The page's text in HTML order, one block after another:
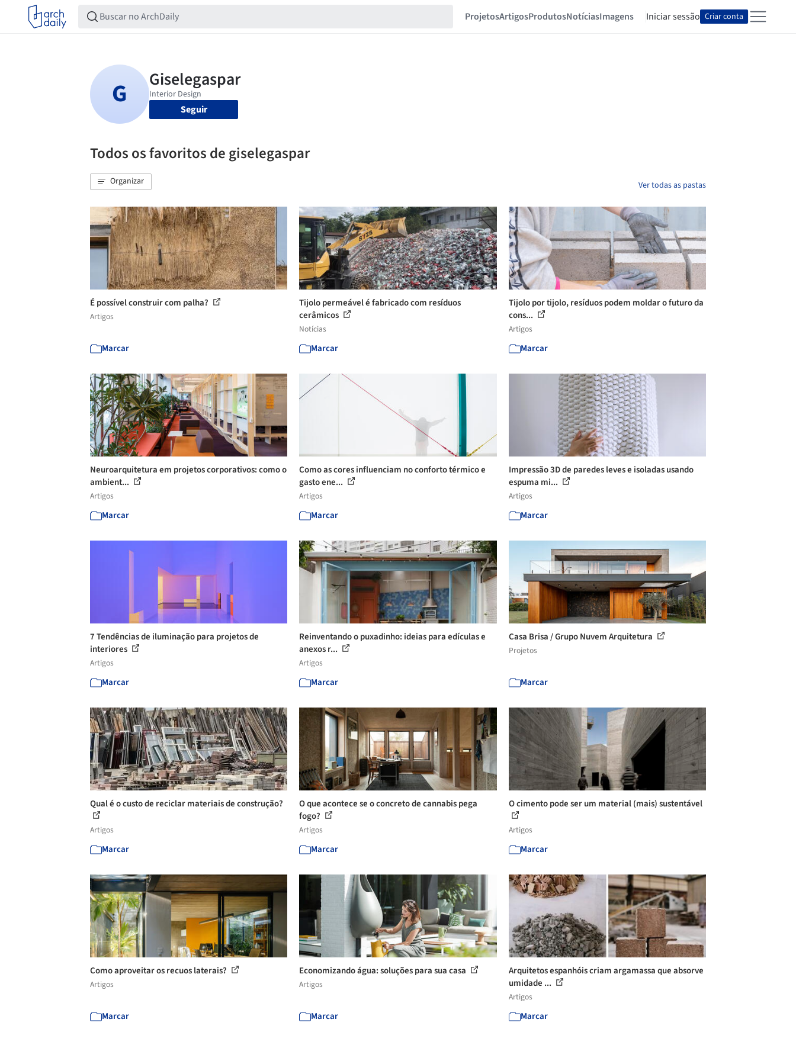
ProjetosArtigosProdutosNotíciasImagens Iniciar sessão Criar conta
Seguir
Todos os favoritos de giselegaspar
Organizar Ver todas as pastas
É possível construir com palha?
Artigos
Marcar
Tijolo permeável é fabricado com resíduos
cerâmicos
Notícias
Marcar
Tijolo por tijolo, resíduos podem moldar o futuro da
cons...
Artigos
Marcar
Neuroarquitetura em projetos corporativos: como o
ambient...
Artigos
Marcar
Como as cores influenciam no conforto térmico e
gasto ene...
Artigos
Marcar
Impressão 3D de paredes leves e isoladas usando
espuma mi...
Artigos
Marcar
7 Tendências de iluminação para projetos de
interiores
Artigos
Marcar
Reinventando o puxadinho: ideias para edículas e
anexos r...
Artigos
Marcar
Casa Brisa / Grupo Nuvem Arquitetura
Projetos
Marcar
Qual é o custo de reciclar materiais de construção?
Artigos
Marcar
O que acontece se o concreto de cannabis pega
fogo?
Artigos
Marcar
O cimento pode ser um material (mais) sustentável
Artigos
Marcar
Como aproveitar os recuos laterais?
Artigos
Marcar
Economizando água: soluções para sua casa
Artigos
Marcar
Arquitetos espanhóis criam argamassa que absorve
umidade ...
Artigos
Marcar